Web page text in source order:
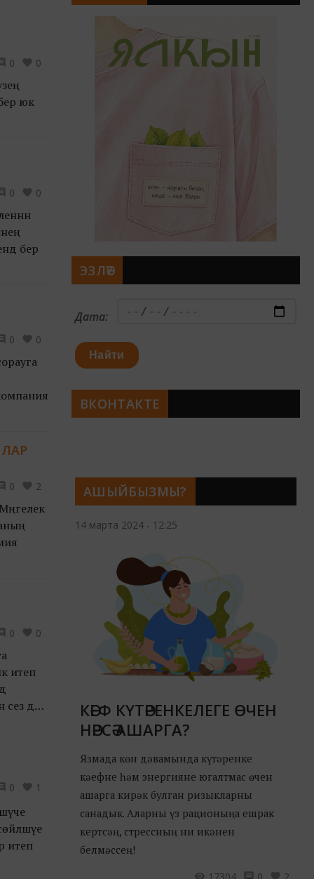
0 0
юк
0 0
бер
0 0
0 2
0 0
итеп
дә
0 1
итеп
АШЫЙБЫЗМЫ?
14 марта 2024 - 12:25
КӘЕФ КҮТӘРЕНКЕЛЕГЕ ӨЧЕН
НӘРСӘ АШАРГА?
Язмада көн дәвамында күтәренке
кәефне һәм энергияне югалтмас өчен
ашарга кирәк булган ризыкларны
санадык. Аларны үз рационыңа ешрак
кертсәң, стрессның ни икәнен
белмәссең!
17304
0 2
ЭЗЛӘҮ
Дата:
Найти
ВКОНТАКТЕ